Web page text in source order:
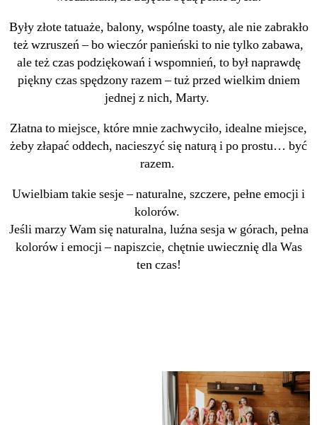
Były złote tatuaże, balony, wspólne toasty, ale nie zabrakło
też wzruszeń – bo wieczór panieński to nie tylko zabawa,
ale też czas podziękowań i wspomnień, to był naprawdę
piękny czas spędzony razem – tuż przed wielkim dniem
jednej z nich, Marty.
Złatna to miejsce, które mnie zachwyciło, idealne miejsce,
żeby złapać oddech, nacieszyć się naturą i po prostu… być
razem.
Uwielbiam takie sesje – naturalne, szczere, pełne emocji i
kolorów.
Jeśli marzy Wam się naturalna, luźna sesja w górach, pełna
kolorów i emocji – napiszcie, chętnie uwiecznię dla Was
ten czas!